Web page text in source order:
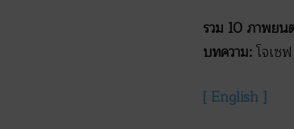
รวม 10 ภาพยน
บทความ:โจเซ
[ English ]